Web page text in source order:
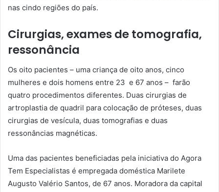
nas cindo regiões do país.
Cirurgias, exames de tomografia,
ressonância
Os oito pacientes – uma criança de oito anos, cinco
mulheres e dois homens entre 23 e 67 anos – farão
quatro procedimentos diferentes. Duas cirurgias de
artroplastia de quadril para colocação de próteses, duas
cirurgias de vesícula, duas tomografias e duas
ressonâncias magnéticas.
Uma das pacientes beneficiadas pela iniciativa do Agora
Tem Especialistas é empregada doméstica Marilete
Augusto Valério Santos, de 67 anos. Moradora da capital